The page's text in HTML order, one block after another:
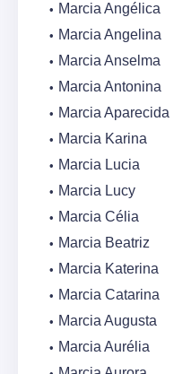
Marcia Angélica
Marcia Angelina
Marcia Anselma
Marcia Antonina
Marcia Aparecida
Marcia Karina
Marcia Lucia
Marcia Lucy
Marcia Célia
Marcia Beatriz
Marcia Katerina
Marcia Catarina
Marcia Augusta
Marcia Aurélia